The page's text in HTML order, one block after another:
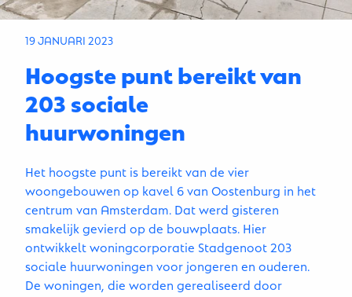
19 JANUARI 2023
Hoogste punt bereikt van
203 sociale
huurwoningen
Het hoogste punt is bereikt van de vier
woongebouwen op kavel 6 van Oostenburg in het
centrum van Amsterdam. Dat werd gisteren
smakelijk gevierd op de bouwplaats. Hier
ontwikkelt woningcorporatie Stadgenoot 203
sociale huurwoningen voor jongeren en ouderen.
De woningen, die worden gerealiseerd door